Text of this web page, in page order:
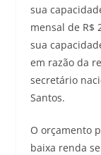
sua
mensal de R$
sua
em razão da
secretário
Santos.
O orçamento
baixa renda